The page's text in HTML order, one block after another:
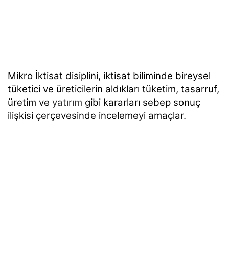
Mikro İktisat disiplini, iktisat biliminde bireysel
tüketici ve üreticilerin aldıkları tüketim, tasarruf,
üretim ve yatırım gibi kararları sebep sonuç
ilişkisi çerçevesinde incelemeyi amaçlar.